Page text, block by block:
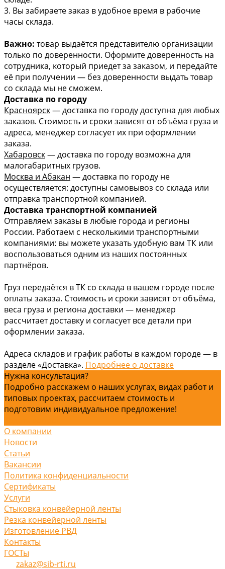
3. Вы забираете заказ в удобное время в рабочие
часы склада.
Важно: товар выдаётся представителю организации
только по доверенности. Оформите доверенность на
сотрудника, который приедет за заказом, и передайте
её при получении — без доверенности выдать товар
со склада мы не сможем.
Доставка по городу
Красноярск— доставка по городу доступна для любых
заказов. Стоимость и сроки зависят от объёма груза и
адреса, менеджер согласует их при оформлении
заказа.
Хабаровск— доставка по городу возможна для
малогабаритных грузов.
Москва и Абакан — доставка по городу не
осуществляется: доступны самовывоз со склада или
отправка транспортной компанией.
Доставка транспортной компанией
Отправляем заказы в любые города и регионы
России. Работаем с несколькими транспортными
компаниями: вы можете указать удобную вам ТК или
воспользоваться одним из наших постоянных
партнёров.
Груз передаётся в ТК со склада в вашем городе после
оплаты заказа. Стоимость и сроки зависят от объёма,
веса груза и региона доставки — менеджер
рассчитает доставку и согласует все детали при
оформлении заказа.
Адреса складов и график работы в каждом городе — в
разделе «Доставка». Подробнее о доставке
Нужна консультация?
Подробно расскажем о наших услугах, видах работ и
типовых проектах, рассчитаем стоимость и
подготовим индивидуальное предложение!
О компании
Новости
Статьи
Вакансии
Политика конфиденциальности
Сертификаты
Услуги
Стыковка конвейерной ленты
Резка конвейерной ленты
Изготовление РВД
Контакты
ГОСТы
zakaz@sib-rti.ru